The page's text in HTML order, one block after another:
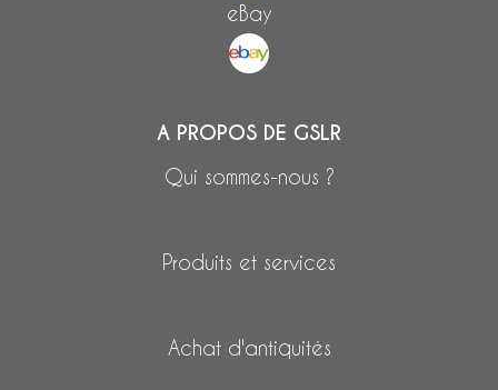
eBay
A PROPOS DE GSLR
Qui sommes-nous ?
Produits et services
Achat d'antiquités